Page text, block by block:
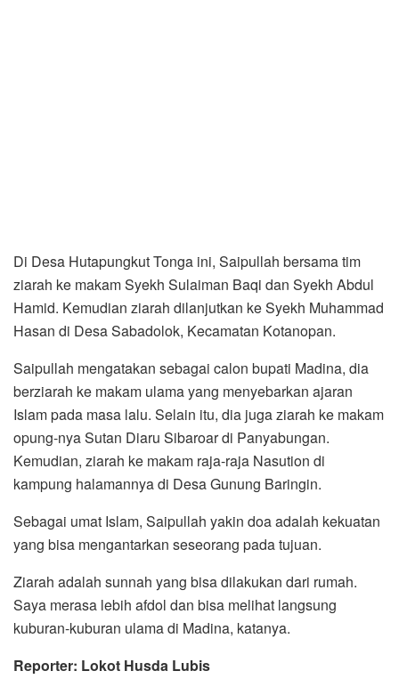
Di Desa Hutapungkut Tonga ini, Saipullah bersama tim
ziarah ke makam Syekh Sulaiman Baqi dan Syekh Abdul
Hamid. Kemudian ziarah dilanjutkan ke Syekh Muhammad
Hasan di Desa Sabadolok, Kecamatan Kotanopan.
Saipullah mengatakan sebagai calon bupati Madina, dia
berziarah ke makam ulama yang menyebarkan ajaran
Islam pada masa lalu. Selain itu, dia juga ziarah ke makam
opung-nya Sutan Diaru Sibaroar di Panyabungan.
Kemudian, ziarah ke makam raja-raja Nasution di
kampung halamannya di Desa Gunung Baringin.
Sebagai umat Islam, Saipullah yakin doa adalah kekuatan
yang bisa mengantarkan seseorang pada tujuan.
Ziarah adalah sunnah yang bisa dilakukan dari rumah.
Saya merasa lebih afdol dan bisa melihat langsung
kuburan-kuburan ulama di Madina, katanya.
Reporter: Lokot Husda Lubis